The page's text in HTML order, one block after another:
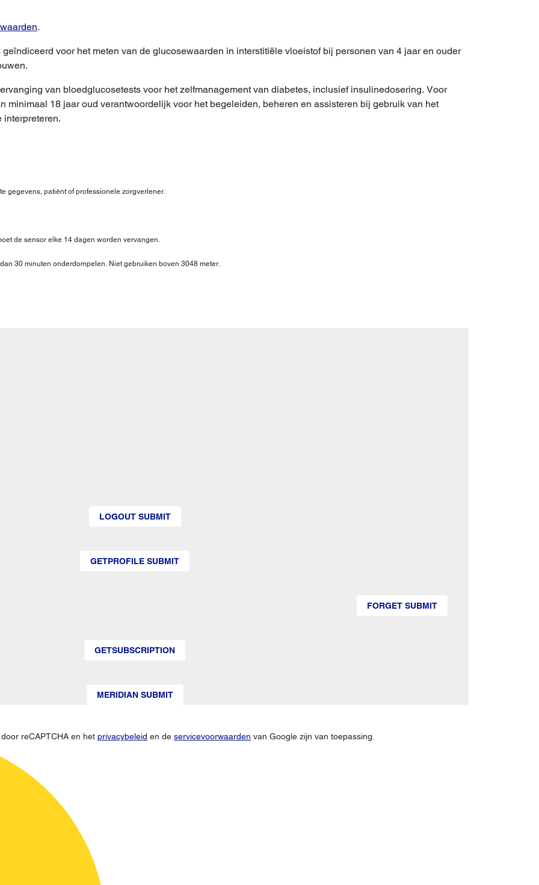
.
voor het meten van de glucosewaarden in interstitiële vloeistof bij personen van 4 jaar en ouder
van bloedglucosetests voor het zelfmanagement van diabetes, inclusief insulinedosering. Voor
minimaal 18 jaar oud verantwoordelijk voor het begeleiden, beheren en assisteren bij gebruik van het
interpreteren.
gegevens, patiënt of professionele zorgverlener.
de sensor elke 14 dagen worden vervangen.
30 minuten onderdompelen. Niet gebruiken boven 3048 meter.
LOGOUT SUBMIT
GETPROFILE SUBMIT
FORGET SUBMIT
GETSUBSCRIPTION
MERIDIAN SUBMIT
reCAPTCHA en het privacybeleid en de servicevoorwaarden van Google zijn van toepassing.